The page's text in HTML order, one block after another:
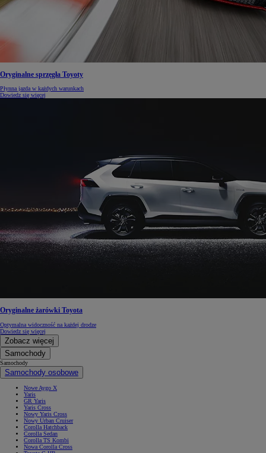
Oryginalne sprzęgła Toyoty
Płynna jazda w każdych warunkach
Dowiedz się więcej
Oryginalne żarówki Toyota
Optymalna widoczność na każdej drodze
Dowiedz się więcej
Zobacz więcej
Samochody
Samochody
Samochody osobowe
Nowe Aygo X
Yaris
GR Yaris
Yaris Cross
Nowy Yaris Cross
Nowy Urban Cruiser
Corolla Hatchback
Corolla Sedan
Corolla TS Kombi
Nowa Corolla Cross